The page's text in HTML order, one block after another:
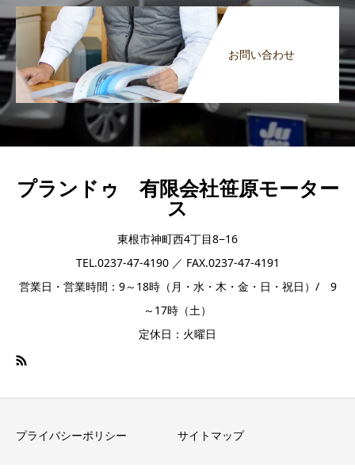
お問い合わせ
プランドゥ 有限会社笹原モーター
ス
東根市神町西4丁目8−16
TEL.0237-47-4190 ／ FAX.0237-47-4191
営業日・営業時間：9～18時（月・水・木・金・日・祝日）/ 9
～17時（土）
定休日：火曜日
プライバシーポリシー サイトマップ